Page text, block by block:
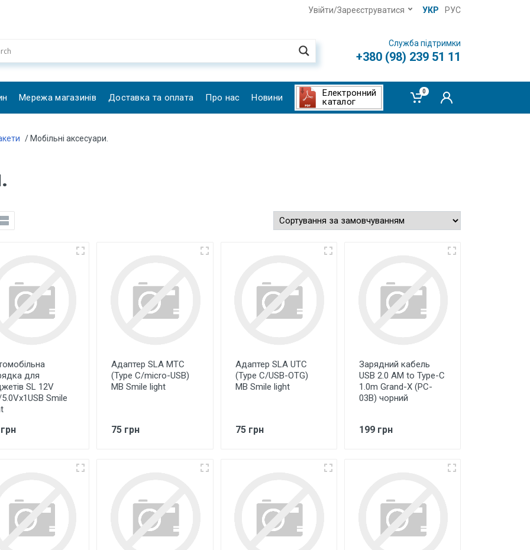
Увійти/Зареєструватися УКР РУС
Служба підтримки
+380 (98) 239 51 11
Мережа магазинів Доставка та оплата Про нас Новини
Електронний
каталог
0
/ Мобільні аксесуари.
для
SL 12V
Smile
Адаптер SLA MTC
(Type C/micro-USB)
MB Smile light
75 грн
Адаптер SLA UTC
(Type C/USB-OTG)
MB Smile light
75 грн
Зарядний кабель
USB 2.0 AM to Type-C
1.0m Grand-X (PC-
03B) чорний
199 грн